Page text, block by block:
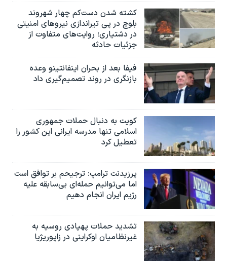
کشته شدن دست‌کم چهار شهروند
بلوچ در پی تیراندازی نیروهای امنیتی
در دشتیاری؛ روایت‌های متفاوت از
جزئیات حادثه
فیفا بعد از بحران اینفانتینو وعده
بازنگری در روند تصمیم‌گیری داد
کویت به دنبال حملات جمهوری
اسلامی تنها مدرسه ایرانی این کشور را
تعطیل کرد
پرزیدنت ترامپ: ترجیحم بر توافق است
اما می‌توانیم حمله‌ای بی‌سابقه علیه
رژیم ایران انجام دهیم
تشدید حملات پهپادی روسیه به
غیرنظامیان اوکراینی در زاپوریژیا